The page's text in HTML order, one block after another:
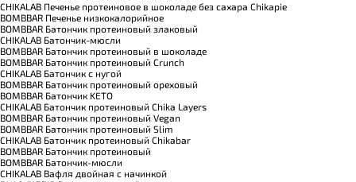
CHIKALAB Печенье протеиновое в шоколаде без сахара Chikapie
BOMBBAR Печенье низкокалорийное
BOMBBAR Батончик протеиновый злаковый
CHIKALAB Батончик-мюсли
BOMBBAR Батончик протеиновый в шоколаде
BOMBBAR Батончик протеиновый Crunch
CHIKALAB Батончик с нугой
BOMBBAR Батончик протеиновый ореховый
BOMBBAR Батончик KETO
CHIKALAB Батончик протеиновый Chika Layers
BOMBBAR Батончик протеиновый Vegan
BOMBBAR Батончик протеиновый Slim
CHIKALAB Батончик протеиновый Chikabar
BOMBBAR Батончик протеиновый
BOMBBAR Батончик-мюсли
CHIKALAB Вафля двойная с начинкой